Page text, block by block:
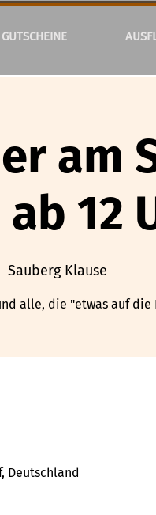
GUTSCHEINE
am
12
Sauberg Klause
alle, die "etwas auf die
Deutschland